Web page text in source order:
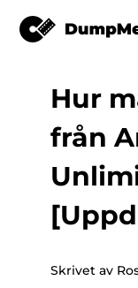
Music
som helst
Video
Online-verktyg
Spotify till
HITTA BUTIK
Hur
från
Skrivet av